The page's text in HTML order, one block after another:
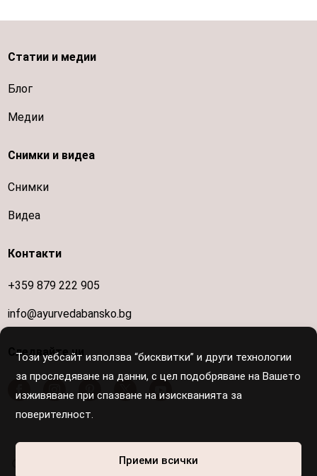
Този уебсайт използва “бисквитки” и други технологии
за проследяване на данни, с цел подобряване на Вашето
изживяване при спазване на изискванията за
поверителност.
Приеми всички
Статии и медии
Блог
Медии
Снимки и видеа
Снимки
Видеа
Контакти
+359 879 222 905
info@ayurvedabansko.bg
Следвайте ни
Осигурен е достъп за хора с увреждания